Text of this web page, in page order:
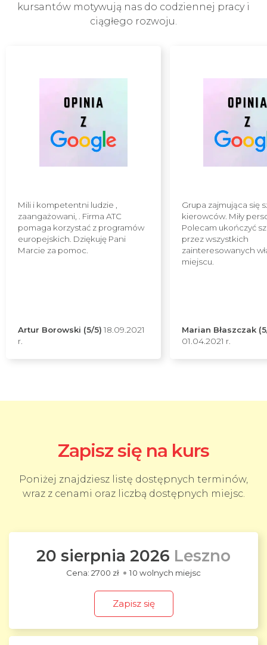
kursantów motywują nas do codziennej pracy i
ciągłego rozwoju.
Mili i kompetentni ludzie ,
zaangażowani, . Firma ATC
pomaga korzystać z programów
europejskich. Dziękuję Pani
Marcie za pomoc.
Artur Borowski (5/5) 18.09.2021
r.
Grupa zajmująca się
kierowców. Miły
Polecam ukończyć
przez wszystkich
zainteresowanych
miejscu.
Marian Błaszczak
01.04.2021 r.
Zapisz się na kurs
Poniżej znajdziesz listę dostępnych terminów,
wraz z cenami oraz liczbą dostępnych miejsc.
20 sierpnia 2026 Leszno
2700 zł 10 wolnych miejsc
Zapisz się